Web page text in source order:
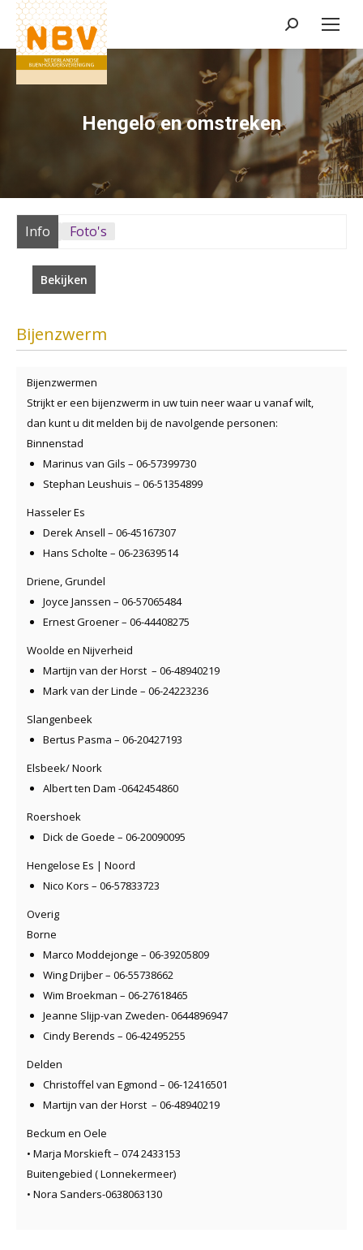
Zoeken:
Hengelo en omstreken
Info Foto's
Bekijken
Bijenzwerm
Bijenzwermen
Strijkt er een bijenzwerm in uw tuin neer waar u vanaf wilt,
dan kunt u dit melden bij de navolgende personen:
Binnenstad
Marinus van Gils – 06-57399730
Stephan Leushuis – 06-51354899
Hasseler Es
Derek Ansell – 06-45167307
Hans Scholte – 06-23639514
Driene, Grundel
Joyce Janssen – 06-57065484
Ernest Groener – 06-44408275
Woolde en Nijverheid
Martijn van der Horst – 06-48940219
Mark van der Linde – 06-24223236
Slangenbeek
Bertus Pasma – 06-20427193
Elsbeek/ Noork
Albert ten Dam -0642454860
Roershoek
Dick de Goede – 06-20090095
Hengelose Es | Noord
Nico Kors – 06-57833723
Overig
Borne
Marco Moddejonge – 06-39205809
Wing Drijber – 06-55738662
Wim Broekman – 06-27618465
Jeanne Slijp-van Zweden- 0644896947
Cindy Berends – 06-42495255
Delden
Christoffel van Egmond – 06-12416501
Martijn van der Horst – 06-48940219
Beckum en Oele
• Marja Morskieft – 074 2433153
Buitengebied ( Lonnekermeer)
• Nora Sanders-0638063130